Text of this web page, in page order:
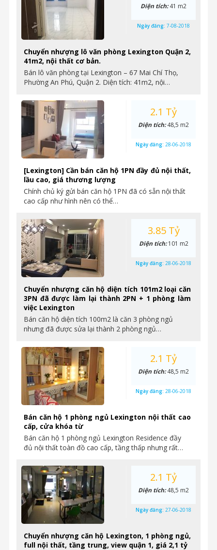
Chuyển nhượng lô văn phòng Lexington Quận 2,
41m2, nội thất cơ bản.
Bán lô văn phòng tại Lexington – 67 Mai Chí Thọ,
Phường An Phú, Quận 2. Diện tích: 41m2, nội…
Diện tích:41 m2
Ngày đăng: 7-08-2018
[Lexington] Cần bán căn hộ 1PN đầy đủ nội thất,
lầu cao, giá thương lượng
Chính chủ ký gửi bán căn hộ 1PN đã có sẵn nội thất
cao cấp như hình nên có thể…
2.1 Tỷ
Diện tích:48,5 m2
Ngày đăng: 28-06-2018
Chuyển nhượng căn hộ diện tích 101m2 loại căn
3PN đã được làm lại thành 2PN + 1 phòng làm
việc Lexington
Bán căn hộ diện tích 100m2 là căn 3 phòng ngủ
nhưng đã được sửa lại thành 2 phòng ngủ…
3.85 Tỷ
Diện tích:101 m2
Ngày đăng: 28-06-2018
Bán căn hộ 1 phòng ngủ Lexington nội thất cao
cấp, cửa khóa từ
Bán căn hộ 1 phòng ngủ Lexington Residence đầy
đủ nội thất toàn đồ cao cấp, tầng thấp nhưng rất…
2.1 Tỷ
Diện tích:48,5 m2
Ngày đăng: 28-06-2018
Chuyển nhượng căn hộ Lexington, 1 phòng ngủ,
full nội thất, tầng trung, view quận 1, giá 2,1 tỷ
2.1 Tỷ
Diện tích:48,5 m2
Ngày đăng: 27-06-2018